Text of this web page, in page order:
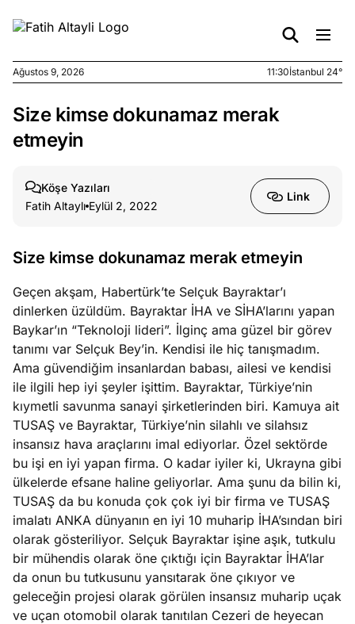
Ağustos
7, 2026
kirli
kimler
Ağustos
yasalar
Ağustos
5, 2026
stok
caiz
Köşe
Yazıları
Spor
Yazıları
Yazıları
Ağustos 9, 2026 11:30İstanbul 24°
Size kimse dokunamaz merak
etmeyin
Köşe Yazıları
Fatih Altaylı Eylül 2, 2022
Link
Size kimse dokunamaz merak etmeyin
Geçen akşam, Habertürk’te Selçuk Bayraktar’ı
dinlerken üzüldüm. Bayraktar İHA ve SİHA’larını yapan
Baykar’ın “Teknoloji lideri”. İlginç ama güzel bir görev
tanımı var Selçuk Bey’in. Kendisi ile hiç tanışmadım.
Ama güvendiğim insanlardan babası, ailesi ve kendisi
ile ilgili hep iyi şeyler işittim. Bayraktar, Türkiye’nin
kıymetli savunma sanayi şirketlerinden biri. Kamuya ait
TUSAŞ ve Bayraktar, Türkiye’nin silahlı ve silahsız
insansız hava araçlarını imal ediyorlar. Özel sektörde
bu işi en iyi yapan firma. O kadar iyiler ki, Ukrayna gibi
ülkelerde efsane haline geliyorlar. Ama şunu da bilin ki,
TUSAŞ da bu konuda çok çok iyi bir firma ve TUSAŞ
imalatı ANKA dünyanın en iyi 10 muharip İHA’sından biri
olarak gösteriliyor. Selçuk Bayraktar işine aşık, tutkulu
bir mühendis olarak öne çıktığı için Bayraktar İHA’lar
da onun bu tutkusunu yansıtarak öne çıkıyor ve
geleceğin projesi olarak görülen insansız muharip uçak
ve uçan otomobil olarak tanıtılan Cezeri de heyecan